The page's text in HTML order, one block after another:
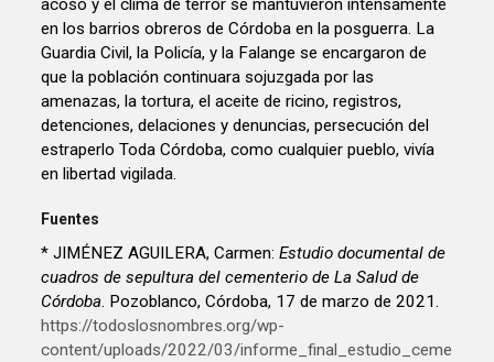
Fuentes
* JIMÉNEZ AGUILERA, Carmen:Estudio documental de
cuadros de sepultura del cementerio de La Salud de
Córdoba. Pozoblanco, Córdoba, 17 de marzo de 2021.
https://todoslosnombres.org/wp-
content/uploads/2022/03/informe_final_estudio_ceme